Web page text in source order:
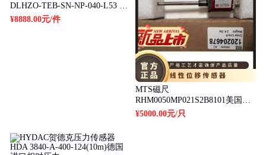
DLHZO-TEB-SN-NP-040-L53 意
大利原装进口
¥8888.00元/件
MTS磁尺
RHM0050MP021S2B8101美国进
口线性位移传感器内置
¥5000.00元/只